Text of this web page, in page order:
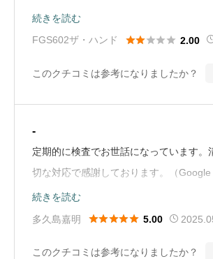
後に呼ばれて30分で終了でした。ネット
前に何も説明がなく待ってる時に予約の
何か声をかけるなど気遣いが必要と思い
続きを読む
FGS602ザ・ハンド
 2.00
このクチコミは参考になりましたか？
-
定期的に検査でお世話になっています。
切な対応で感謝しております。（Google
用）
続きを読む
多久島嘉明
 5.00
このクチコミは参考になりましたか？